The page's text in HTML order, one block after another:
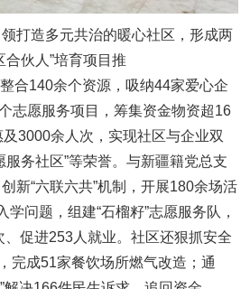
打造多元共治的暖心社区，形成两
合伙人”培育项目推
合140余个资源，吸纳44家爱心企
志愿服务项目，筹集资金物资超16
3000余人次，实现社区与企业双
服务社区”等荣誉。与新疆籍党总支
新“六联六共”机制，开展180余场活
问题，组建“石榴籽”志愿服务队，
促进253人就业。社区还狠抓安全
完成51家餐饮场所燃气改造；通